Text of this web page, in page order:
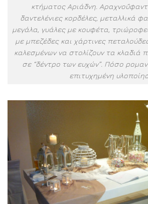
κτήματος Αριάδνη.
δαντελένιες κορδέλες, μεταλλικά
μεγάλα, γυάλες με κουφέτα,
με μπεζέδες και χάρτινες
καλεσμένων να στολίζουν τα κλαδιά
σε “δέντρο των ευχών”. Πόσο
επιτυχημένη